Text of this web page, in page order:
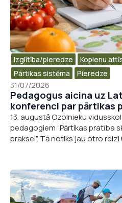
Izglītība/pieredze
Kopienu
Pārtikas sistēma
Pieredze
31/07/2026
Pedagogus aicina uz
konferenci par pārtikas
13. augustā Ozolnieku
pedagogiem “Pārtikas pratība
praksei”. Tā notiks jau otro reizi